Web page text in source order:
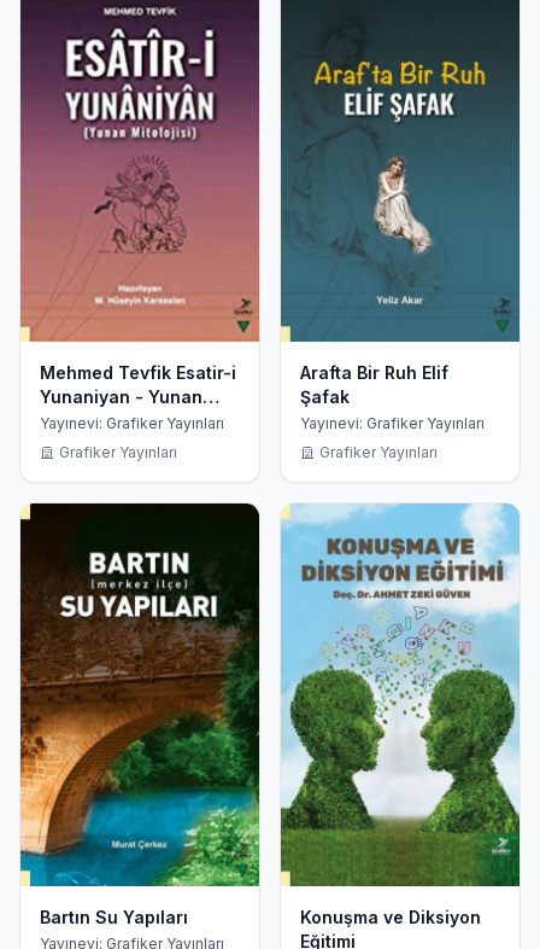
Mehmed Tevfik Esatir-i
Yunaniyan - Yunan
Mitolojisi
Yayınevi: Grafiker Yayınları
Grafiker Yayınları
Arafta Bir Ruh Elif
Şafak
Yayınevi: Grafiker Yayınları
Grafiker Yayınları
Bartın Su Yapıları
Yayınevi: Grafiker Yayınları
Konuşma ve Diksiyon
Eğitimi